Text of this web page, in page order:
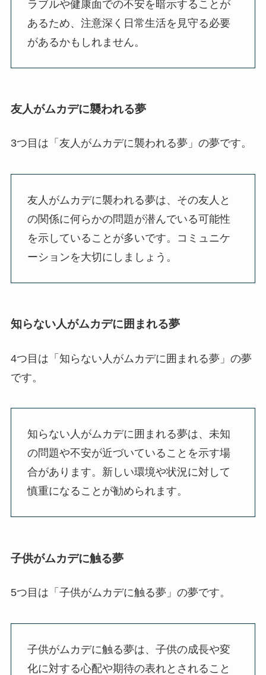
ラブルや健康面での不安を暗示することが
あるため、注意深く日常生活を見守る必要
があるかもしれません。
友人がムカデに襲われる夢
3つ目は「友人がムカデに襲われる夢」の夢です。
友人がムカデに襲われる夢は、その友人と
の関係に何らかの問題が潜んでいる可能性
を示していることが多いです。コミュニケ
ーションを大切にしましょう。
知らない人がムカデに囲まれる夢
4つ目は「知らない人がムカデに囲まれる夢」の夢
です。
知らない人がムカデに囲まれる夢は、未知
の問題や不安が近づいていることを示す場
合があります。新しい環境や状況に対して
慎重になることが勧められます。
子供がムカデに触る夢
5つ目は「子供がムカデに触る夢」の夢です。
子供がムカデに触る夢は、子供の成長や変
化に対する心配や期待の表れとされること